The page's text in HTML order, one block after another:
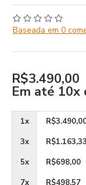
Baseada em 0
R$3.490,00
Em até 10x
1x
3x
R$1.163,33
5x
R$698,00
7x
R$498,57